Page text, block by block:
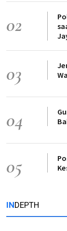
02
03
04
05
INDEPTH